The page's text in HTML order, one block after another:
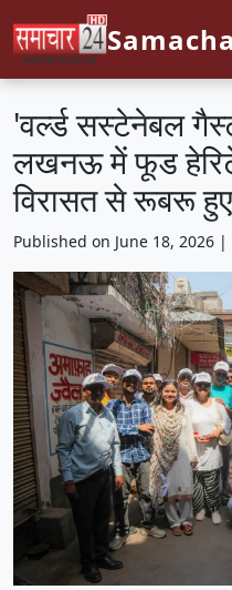
'वर्ल्ड सस्टेनेबल
लखनऊ में फूड
विरासत से रूबरू हुए
Published on June 18, 2026 |